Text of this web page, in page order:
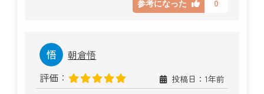
参考になった 0
朝倉悟
評価：
投稿日：1年前